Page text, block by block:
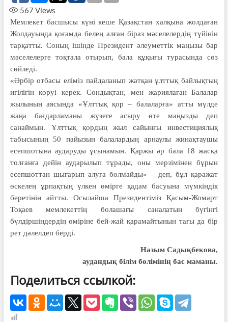
567 Views
Мемлекет басшысы күні кеше Қазақстан халқына жолдаған
Жолдауында қоғамда белең алған біраз мәселелердің түйінін
тарқатты. Соның ішінде Президент әлеуметтік маңызы бар
мәселелерге тоқтала отырып, бала құқығы турасында сөз
сөйледі.
«Әрбір отбасы еліміз пайдаланып жатқан ұлттық байлықтың
игілігін көруі керек. Сондықтан, мен жариялаған Балалар
жылының аясында «Ұлттық қор – балаларға» атты мүлде
жаңа бағдарламаны жүзеге асыру өте маңызды деп
санаймын. Ұлттық қордың жыл сайынғы инвестициялық
табысының 50 пайызын балалардың арнаулы жинақтаушы
есепшотына аударуды ұсынамын. Қаржы әр бала 18 жасқа
толғанға дейін аударылып тұрады, оны мерзімінен бұрын
есепшоттан шығарып алуға болмайды» – деп, бұл қаражат
өскелең ұрпақтың үлкен өмірге қадам басуына мүмкіндік
беретінін айтты. Осылайша Президентіміз Қасым-Жомарт
Тоқаев мемлекеттің болашағы саналатын бүгінгі
бүлдіршіндердің өміріне бей-жай қарамайтынын тағы да бір
рет дәлелдеп берді.
Назым Садықбекова,
аудандық білім бөлімінің бас маманы.
Поделиться ссылкой: